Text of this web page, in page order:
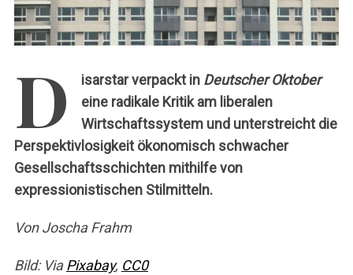
D isarstar verpackt in Deutscher Oktober
eine radikale Kritik am liberalen
Wirtschaftssystem und unterstreicht die
Perspektivlosigkeit ökonomisch schwacher
Gesellschaftsschichten mithilfe von
expressionistischen Stilmitteln.
Von Joscha Frahm
Bild: ViaPixabay, CC0